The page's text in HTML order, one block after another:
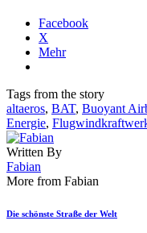
Facebook
X
Mehr
Tags from the story
altaeros, BAT, Buoyant
Energie,
Written By
Fabian
More from Fabian
Die schönste Straße der Welt